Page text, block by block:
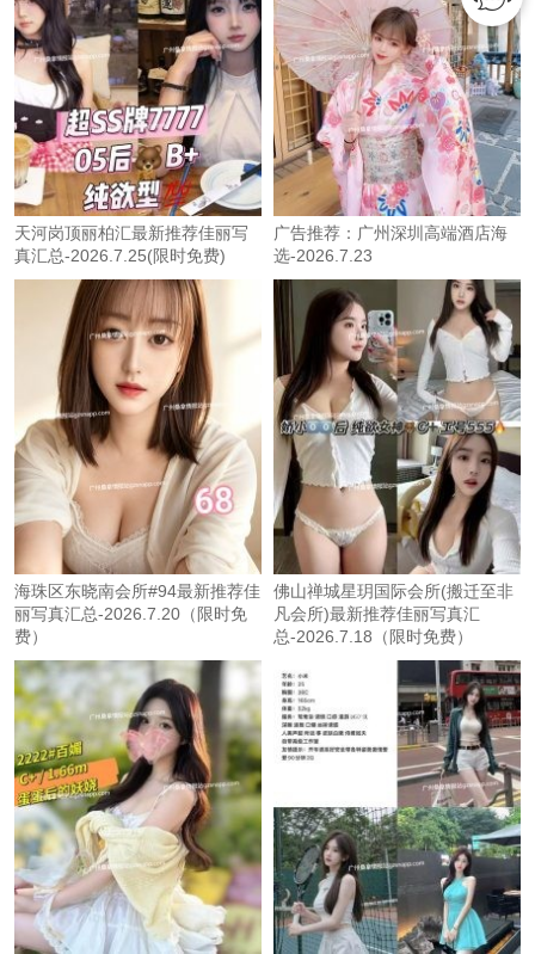
天河岗顶丽柏汇最新推荐佳丽写
真汇总-2026.7.25(限时免费)
广告推荐：广州深圳高端酒店海
选-2026.7.23
海珠区东晓南会所#94最新推荐佳
丽写真汇总-2026.7.20（限时免
费）
佛山禅城星玥国际会所(搬迁至非
凡会所)最新推荐佳丽写真汇
总-2026.7.18（限时免费）